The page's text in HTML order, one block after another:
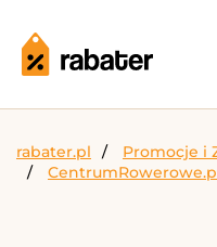
rabater.pl Promocje i